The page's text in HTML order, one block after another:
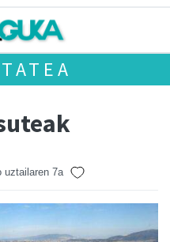
uztailaren 7a